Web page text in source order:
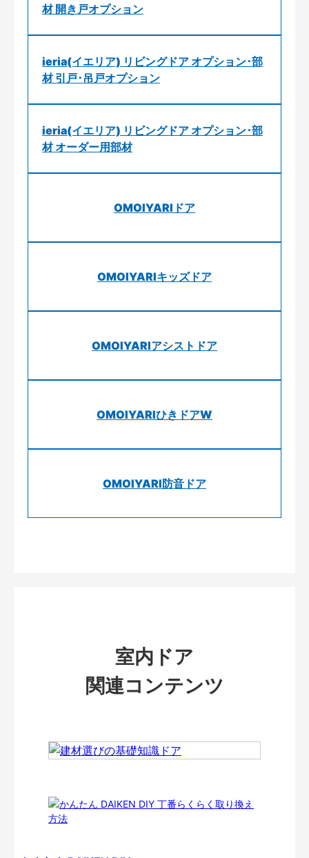
材 開き戸オプション
ieria(イエリア) リビングドア オプション･部
材 引戸･吊戸オプション
ieria(イエリア) リビングドア オプション･部
材 オーダー用部材
OMOIYARIドア
OMOIYARIキッズドア
OMOIYARIアシストドア
OMOIYARIひきドアW
OMOIYARI防音ドア
室内ドア
関連コンテンツ